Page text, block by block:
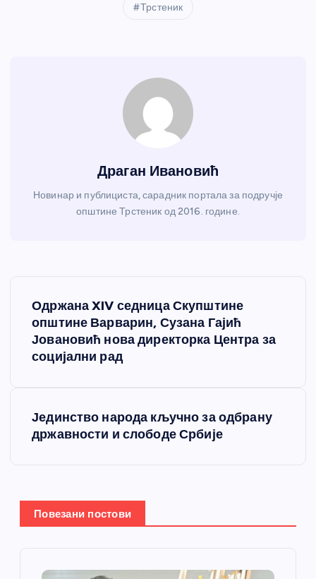
Трстеник
Драган Ивановић
Новинар и публициста, сарадник портала за подручје
општине Трстеник од 2016. године.
е
ч
Одржана XIV седница Скупштине
општине Варварин, Сузана Гајић
Јовановић нова директорка Центра за
социјални рад
Јединство народа кључно за одбрану
државности и слободе Србије
Повезани постови